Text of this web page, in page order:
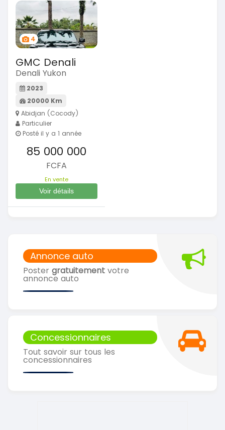
Annonce auto
Poster gratuitement votre
annonce auto
Concessionnaires
Tout savoir sur tous les
concessionnaires
4
GMC Denali
Denali Yukon
2023
20000 Km
Abidjan (Cocody)
Particulier
Posté il y a 1 année
85 000 000
FCFA
En vente
Voir détails